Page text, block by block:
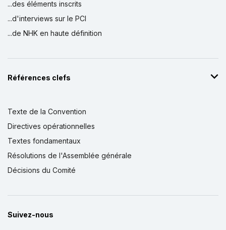
...des éléments inscrits
...d'interviews sur le PCI
...de NHK en haute définition
Références clefs
Texte de la Convention
Directives opérationnelles
Textes fondamentaux
Résolutions de l'Assemblée générale
Décisions du Comité
Suivez-nous